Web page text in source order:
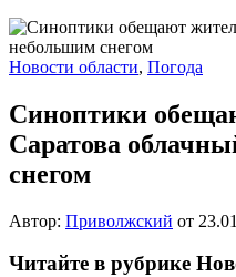
Новости области, Погода
Синоптики
Саратова
снегом
Автор: Приволжский от
Читайте в рубрике